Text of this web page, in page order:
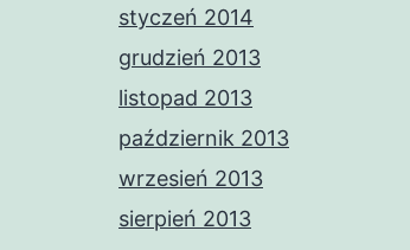
styczeń 2014
grudzień 2013
listopad 2013
październik 2013
wrzesień 2013
sierpień 2013